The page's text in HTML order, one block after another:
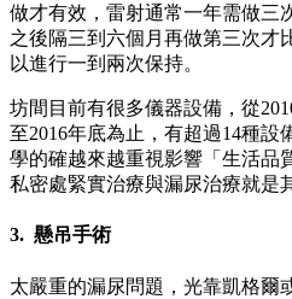
做才有效，雷射通常一年需做三
之後隔三到六個月再做第三次才
以進行一到兩次保持。
坊間目前有很多儀器設備，從
至2016年底為止，有超過14種
學的確越來越重視影響「生活品
私密處緊實治療與漏尿治療就是
3. 懸吊手術
太嚴重的漏尿問題，光靠凱格爾